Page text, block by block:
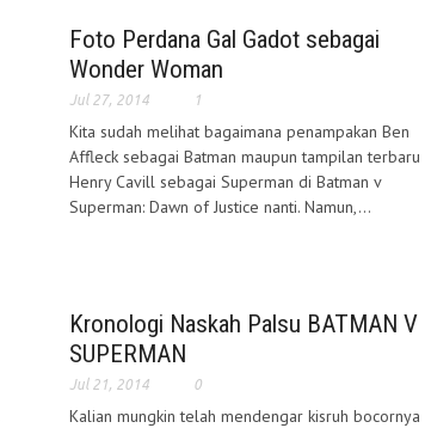
Foto Perdana Gal Gadot sebagai
Wonder Woman
Jul 27, 2014 1
Kita sudah melihat bagaimana penampakan Ben
Affleck sebagai Batman maupun tampilan terbaru
Henry Cavill sebagai Superman di Batman v
Superman: Dawn of Justice nanti. Namun,...
Kronologi Naskah Palsu BATMAN V
SUPERMAN
Jul 21, 2014 0
Kalian mungkin telah mendengar kisruh bocornya